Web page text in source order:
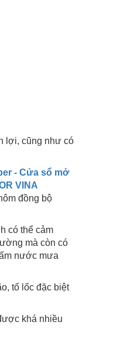
lợi, cũng như có
- Cửa sổ mở
VINA
đồng bộ
có thể cảm
mà còn có
nước mưa
tố lốc đặc biệt
khá nhiều